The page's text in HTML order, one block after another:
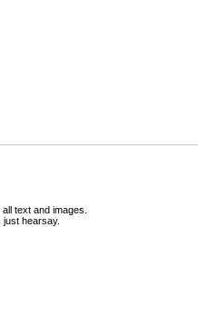
text and images.
hearsay.